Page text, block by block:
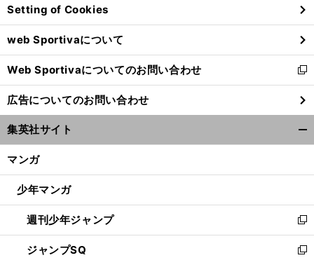
ド
ウ
で
開
く
Setting of Cookies
web Sportivaについて
Web Sportivaについてのお問い合わせ
新
し
い
ウ
ィ
ン
ウ
開
く
広告についてのお問い合わせ
集英社サイト
マンガ
少年マンガ
週刊少年ジャンプ
新
し
い
ジャンプSQ
新